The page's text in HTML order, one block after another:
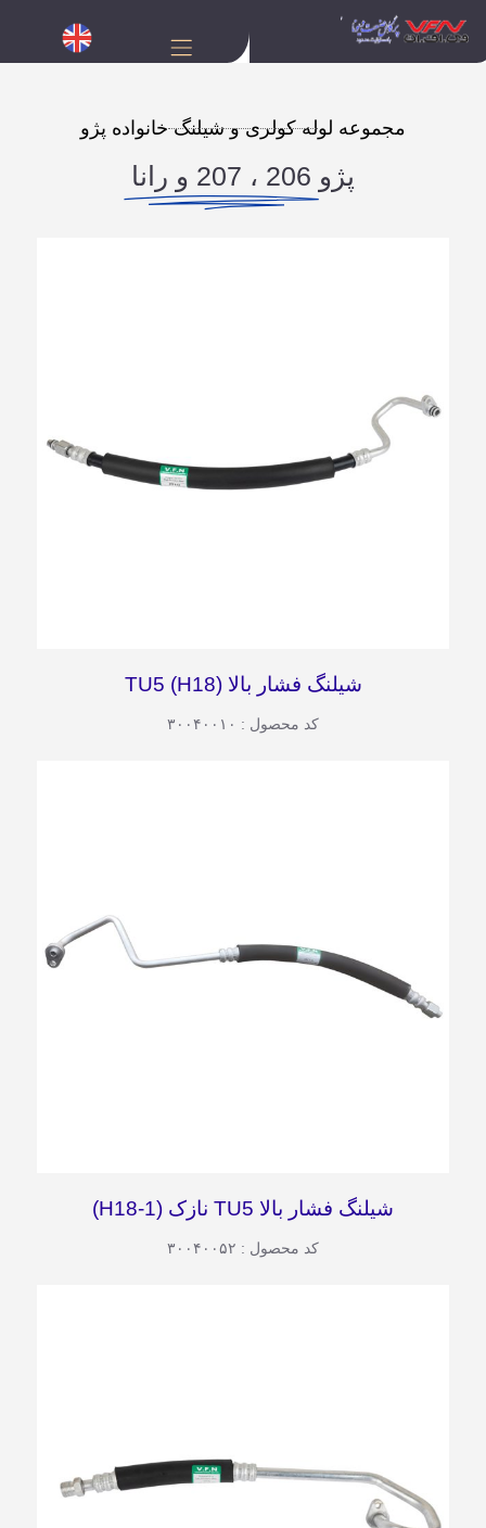
مجموعه لوله کولری و شیلنگ خانواده پژو
پژو 206 ، 207 و رانا
شیلنگ فشار بالا TU5 (H18)
کد محصول : ۳۰۰۴۰۰۱۰
شیلنگ فشار بالا TU5 نازک (H18-1)
کد محصول : ۳۰۰۴۰۰۵۲